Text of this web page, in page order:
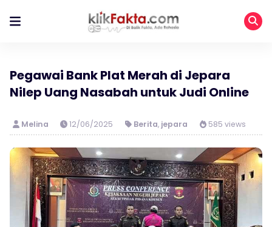
Pegawai Bank Plat Merah di Jepara
Nilep Uang Nasabah untuk Judi Online
Melina 12/06/2025 Berita, jepara 585 views